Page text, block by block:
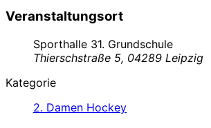
Veranstaltungsort
Sporthalle 31. Grundschule
Thierschstraße 5, 04289 Leipzig
Kategorie
2. Damen Hockey